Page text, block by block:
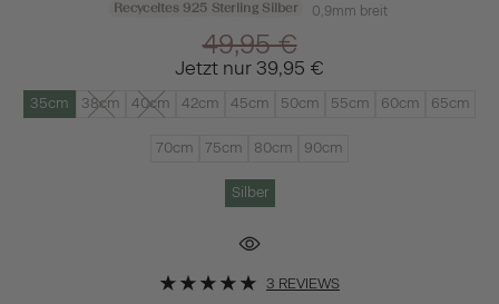
Recyceltes 925 Sterling Silber 0,9mm breit
49,95 €
Jetzt nur 39,95 €
35cm 38cm 40cm 42cm 45cm 50cm 55cm 60cm 65cm
70cm 75cm 80cm 90cm
Silber
3 REVIEWS